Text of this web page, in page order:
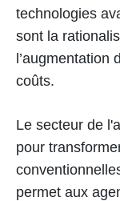
technologies
sont la
l’augmentation
coûts.
Le secteur de
pour
permet aux